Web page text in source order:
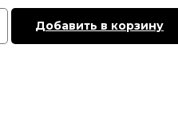
Добавить в корзину